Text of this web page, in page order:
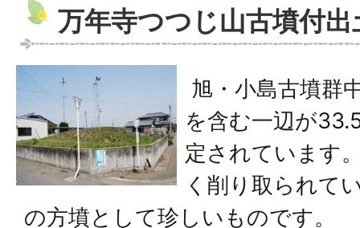
万年寺つつじ山古墳付出
旭・小島古墳群
を含む一辺が
定されています
く削り取られて
の方墳として珍しいものです。